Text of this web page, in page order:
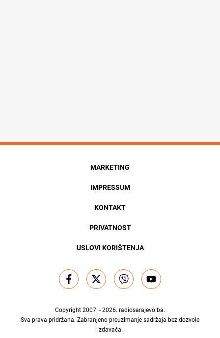
MARKETING
IMPRESSUM
KONTAKT
PRIVATNOST
USLOVI KORIŠTENJA
Copyright 2007. - 2026. radiosarajevo.ba.
Sva prava pridržana. Zabranjeno preuzimanje sadržaja bez dozvole
izdavača.